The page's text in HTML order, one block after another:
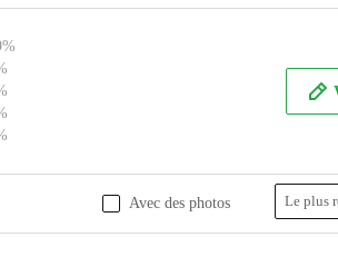
Avec des photos